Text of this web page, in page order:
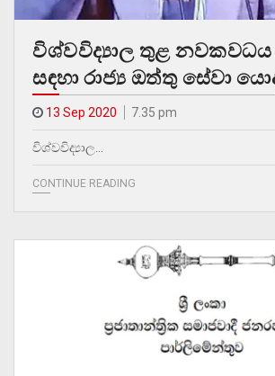
විශ්වවිද්‍යාල තුළ නවකවධය
සඳහා රාජ්‍ය ඔත්තු සේවා
13 Sep 2020 7.35 pm
විශ්වවිද්‍යාල…
CONTINUE READING